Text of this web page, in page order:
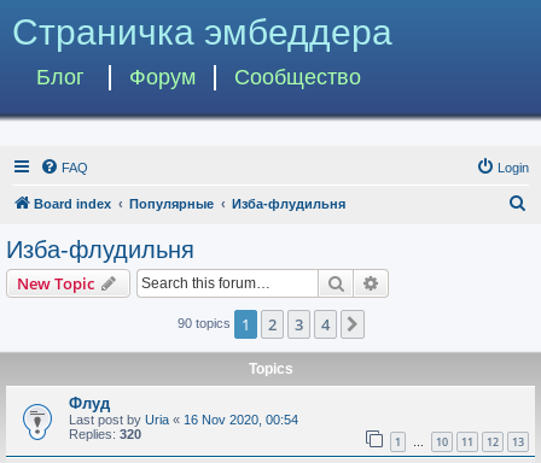
Страничка эмбеддера
Блог Форум Сообщество
FAQ Login
Board index Популярные Изба-флудильня
Изба-флудильня
New Topic Search
90 topics 1 2 3 4
Topics
Флуд
Last post by Uria « 16 Nov 2020, 00:54
Replies: 320 1 … 10 11 12 13